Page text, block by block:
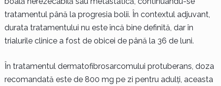
tratamentul până la progresia bolii. În contextul adjuvant,
durata tratamentului nu este încă bine definită, dar în
trialurile clinice a fost de obicei de până la 36 de luni.
În tratamentul dermatofibrosarcomului protuberans, doza
recomandată este de 800 mg pe zi pentru adulți, aceasta